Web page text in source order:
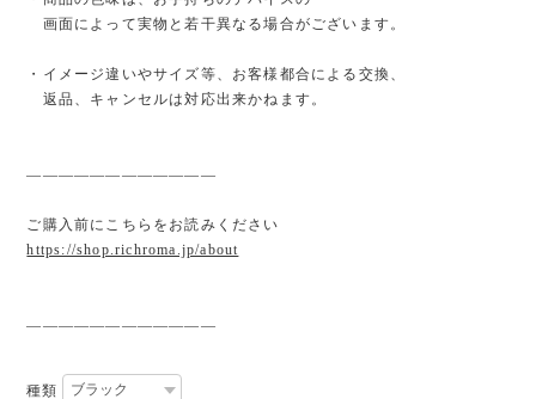
画面によって実物と若干異なる場合がございます。
・イメージ違いやサイズ等、お客様都合による交換、
返品、キャンセルは対応出来かねます。
————————————
ご購入前にこちらをお読みください
https://shop.richroma.jp/about
————————————
種類